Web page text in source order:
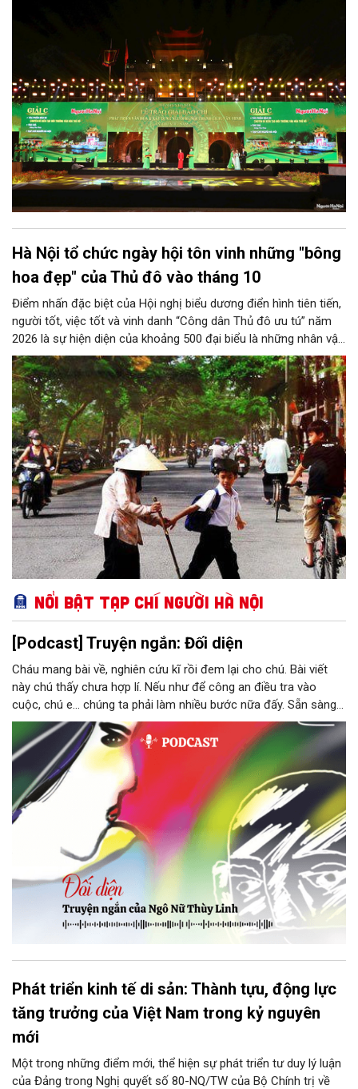
hoạch tổ chức Giải Báo chí về Phát triển văn hóa và xây dựng
người Hà Nội thanh lịch, văn minh lần thứ IX- năm 2026.
Hà Nội tổ chức ngày hội tôn vinh những "bông
hoa đẹp" của Thủ đô vào tháng 10
Điểm nhấn đặc biệt của Hội nghị biểu dương điển hình tiên tiến,
người tốt, việc tốt và vinh danh “Công dân Thủ đô ưu tú” năm
2026 là sự hiện diện của khoảng 500 đại biểu là những nhân vật
trực tiếp được tôn vinh, các tác giả xuất sắc đoạt giải trong
Cuộc thi viết về gương điển hình tiên tiến, cùng những gương
mặt bước ra từ trang sách "Những bông hoa đẹp" của Thành
phố năm 2026.
Nổi bật Tạp chí Người Hà Nội
[Podcast] Truyện ngắn: Đối diện
Cháu mang bài về, nghiên cứu kĩ rồi đem lại cho chú. Bài viết
này chú thấy chưa hợp lí. Nếu như để công an điều tra vào
cuộc, chú e… chúng ta phải làm nhiều bước nữa đấy. Sẵn sàng
thì tiếp tục nhé! Chú Minh cầm tập bài viết đưa lại cho Thy. Cô
ngại ngùng đỡ lấy. Đây là lần thứ ba, loạt bài phóng sự của mình
bị Tổng biên tập kêu lên để trả lại...
Phát triển kinh tế di sản: Thành tựu, động lực
tăng trưởng của Việt Nam trong kỷ nguyên
mới
Một trong những điểm mới, thể hiện sự phát triển tư duy lý luận
của Đảng trong Nghị quyết số 80-NQ/TW của Bộ Chính trị về